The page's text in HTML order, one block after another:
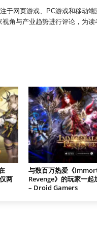
于网页游戏、PC游戏和移动
角与产业趋势进行评论，为读
两
与数百万热爱《
Revenge》的玩家一起
– Droid Gamers